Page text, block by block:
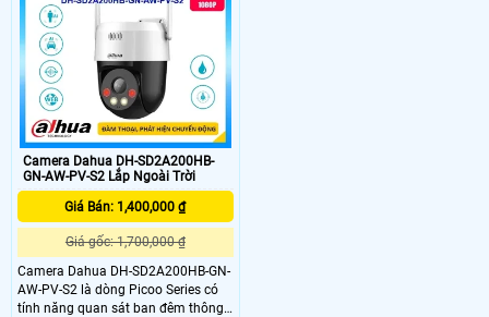
nét và màu sắc tự nhiên. Với độ sắc
nét cao Ultra 4k lite, Camera này
cung cấp độ chi tiết tốt nhất
Camera Dahua DH-SD2A200HB-
GN-AW-PV-S2 Lắp Ngoài Trời
Giá Bán: 1,400,000 ₫
Giá gốc: 1,700,000 ₫
Camera Dahua DH-SD2A200HB-GN-
AW-PV-S2 là dòng Picoo Series có
tính năng quan sát ban đêm thông